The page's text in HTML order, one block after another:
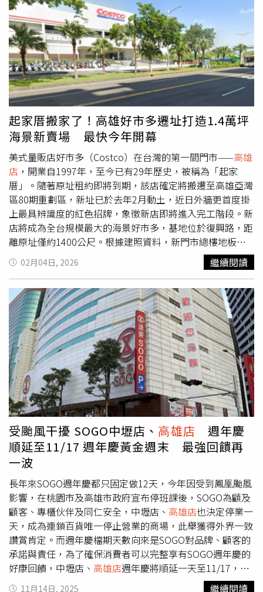
除了依入住人數提供自助早餐外，更加贈臺北國際牛肉麵節
獲獎紅燒牛肉麵及台北、新北捷運24小時雙人票券，輕鬆串
聯雙展區。台北二館則主打家庭客層，即日起至6月30日平
日2大2小4人入住2天1夜4,888元起，3天2夜6,888元起，贈
送天燈體驗、動物園門票、蒜香腐乳牛肉麵與活力早餐，打
造親子賞燈輕旅行。而桃園機捷A8店與桃園店於桃園燈會2
月23日至3月8日期間入住或餐飲消費，即可獲贈馬年小提
燈，桃園機捷A8店更加碼活動期間凡給予五星評論即贈送舒
華小卡驚喜包(不挑款)，讓旅程更添收藏價值。台北一館推
出燈會專案2天1夜4,999元加碼贈雙北捷運24小時雙人票券
可前往花博展區欣賞花燈。(圖片／台北市政府提供)高雄燈
會限定！入住指定住房專案，每房即贈精緻「超人力霸王造
型鑰匙圈」乙個。（圖片提供／福容飯店）中南部分店同樣
精彩，嘉義、高雄、墾丁接力響應燈會熱潮。嘉義福容
voco酒店於台灣燈會期間配合IHG春季大促，即日起至2月
15日，祭出會員與非會員限時折扣，最低73.6折，入住日期
可延伸至4月底，滿足提前規劃旅遊需求。高雄店則於2月6
日至3月1日推出豪華雙床房3,999元起，含自助式早餐與兒
童最愛的超人力霸王鎖匙圈。福容徠旅林口、中壢、水里、
高雄與墾丁，分別結合元宵燈籠、在地文化門票與親子贈品
推出獨家專案。深受家庭客喜愛的福容徠旅水里店平日雙人
房3,300元起，搭贈早餐及水里蛇窯門票2張；福容徠旅高雄
店及墾丁店平日四人房3,400元起，搭贈早餐4客及小鯨魚玩
偶4隻；福容徠旅林口及中壢店則推出2大2小四人房3,800
元 起，除早餐之外，每房再附贈元宵節燈籠2組。滿足不同
族群的賞燈住宿選擇。好山好水的徠旅水里店深受家庭客喜
愛，平日雙人房3300元起，搭贈早餐及水里蛇窯門票2張。
（圖片提供／福容飯店）燈會不僅是節慶活動，更是串聯城
市文化與旅遊能量的重要節點。福容大飯店全台19家分店持
續以「深耕在地、全台串連」為核心，透過交通優勢、品牌
服務與特色體驗，陪伴旅客在璀璨燈海中感受台灣最溫暖的
人情與風景。並提供豐富住房專案與會員回饋，更多專案詳
情與訂房資訊，請上官網：https://www.fullon-
hotels.com.tw/tw/news-detail/Lantern-Festival/
起家厝搬家了！高雄好市多遷址打造1.4萬坪
海景新賣場 最快今年開幕
美式量販店好市多（Costco）在台灣的第一間門市——高雄
店 ，開業自1997年，至今已有29年歷史，被稱為「起家
厝」。隨著原址租約即將到期，該店確定將搬遷至高雄亞灣
區80期重劃區，新址已於去年2月動土，近日外牆更首度掛
上最具辨識度的紅色招牌，象徵新店即將進入完工階段。新
店將成為全台規模最大的海景好市多，基地位於復興路，距
離原址僅約1400公尺。根據建照資料，新門市總樓地板面
積約1.38萬坪，分為A、B、C2三棟建築，規劃地上四層樓
設計：A棟1樓與3樓為賣場空間，2樓設辦公室，4樓則設置
整層停車場。B與C2棟則主要規劃為地面停車空間。此外，
與新店同區的「東南米樂PLAZA」也於去年3月動土，規劃
12棟街邊商店，共計24間品牌進駐，預計2026年中完工。
這意味著該區將迎來「雙商場」同步營運，形成全新商業聚
落。雖然新賣場尚未正式公布開幕日，但外界普遍預期將於
2026年第三季（Q3）正式營運，消息一出便吸引大批民眾
關注，期待感拉滿。不過也有在地居民表示擔憂，認為人潮
與車流可能爆量，恐演變為「全台最會塞車的好市多」。根
據《ETtoday新聞雲》引述信義房屋亞洲新灣店專員張建明
說法，雖然大型商場進駐可望帶動區域商業活動更加活絡，
但對房價的推升效應仍有限。他表示，亞灣本身已有成熟商
業機能，因此此波新增量屬於「補強型發展」，並非翻轉型
利多。目前該區以國宅與豪宅混合為主：國宅如「正勤」、
「君毅」、「純邦」屋齡約30年，單坪成交價格約20~25萬
元，具總價門檻較低優勢。豪宅產品多為5~10年新屋，主
力為大坪數格局，單價落在每坪35~40萬元之間。張建明分
析，隨著新案持續公開，國宅反而因低總價門檻而受到首購
與自住族青睞。而交通層面，未來若尖峰時段車流壅塞，市
府也可能搭配輕軌、公車等大眾運輸與交通管制措施因應。
目前好市多在台共有14間分店，分布於台北、新北、桃園、
新竹、台中、嘉義、台南與高雄。高雄地區擁有兩間分店，
外，還有大順店。搬遷後的新高雄海景
02月04日, 2026 繼續閱讀
受颱風干擾 SOGO中壢店、 高雄店 週年慶
順延至11/17 週年慶黃金週末 最強回饋再
一波
長年來SOGO週年慶都只固定做12天，今年因受到鳳凰颱風
影響，在桃園市及高雄市政府宣布停班課後，SOGO為顧及
顧客、專櫃伙伴及同仁安全，中壢店、 高雄店也決定停業一
天，成為連鎖百貨唯一停止營業的商場，此舉獲得外界一致
讚賞肯定。而週年慶檔期天數向來是SOGO對品牌、顧客的
承諾與責任，為了確保消費者可以完整享有SOGO週年慶的
好康回饋，中壢店、 高雄店週年慶將順延一天至11/17，讓
顧客能把握年度週年慶購物檔期，可望帶動另一波買氣，延
11月14日, 2025 繼續閱讀